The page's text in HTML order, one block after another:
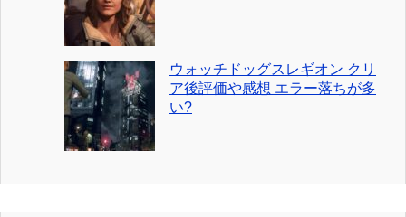
ウォッチドッグスレギオン クリ
ア後評価や感想 エラー落ちが多
い?